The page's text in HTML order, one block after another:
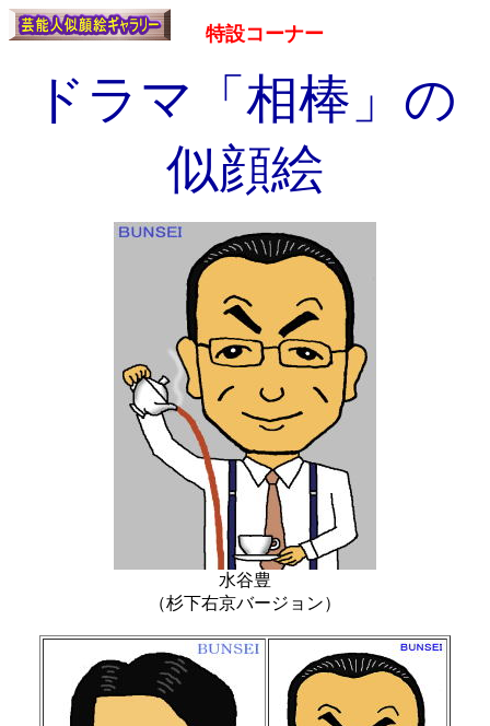
特設コーナー
ドラマ「相棒」の
似顔絵
水谷豊
（杉下右京バージョン）